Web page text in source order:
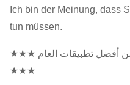
Ich bin der Meinung, dass
tun müssen.
★★★ جوجل اختارت تطبيق شعلة ضمن أفضل تطبيقات العام
★★★